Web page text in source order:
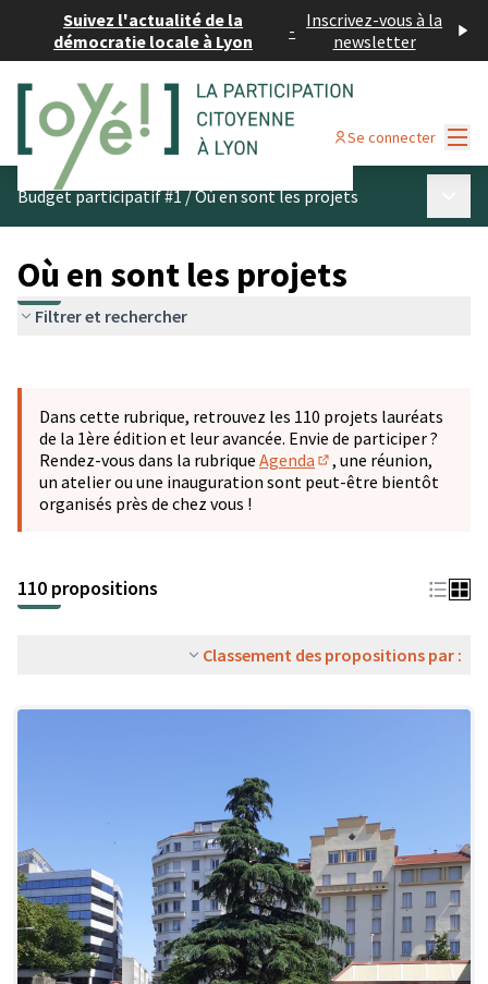
Suivez l'actualité de la
démocratie locale à Lyon
- Inscrivez-vous à la
newsletter
Se connecter
Budget participatif #1/Où en sont les projets
Où en sont les projets
Filtrer et rechercher
−
Dans cette rubrique, retrouvez les 110 projets lauréats
de la 1ère édition et leur avancée. Envie de participer ?
Rendez-vous dans la rubrique Agenda
(S'ouvre dans un
, une réunion,
un atelier ou une inauguration sont peut-être bientôt
organisés près de chez vous !
110 propositions
Classement des propositions par :